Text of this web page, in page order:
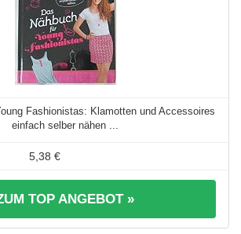
Fashionistas: Klamotten und Accessoires
einfach selber nähen ...
5,38 €
TOP ANGEBOT »